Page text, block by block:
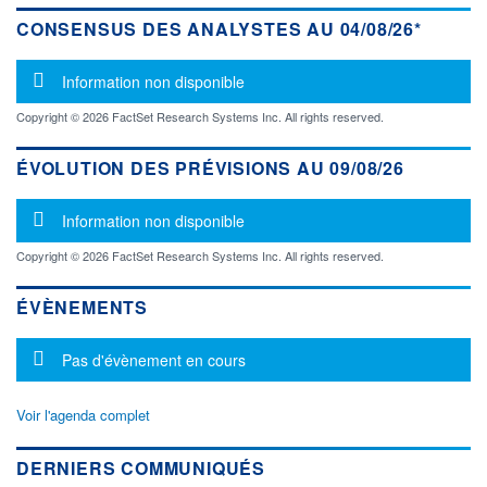
CONSENSUS DES ANALYSTES AU 04/08/26*
Message d'information
Information non disponible
Copyright © 2026 FactSet Research Systems Inc. All rights reserved.
ÉVOLUTION DES PRÉVISIONS AU 09/08/26
Message d'information
Information non disponible
Copyright © 2026 FactSet Research Systems Inc. All rights reserved.
ÉVÈNEMENTS
Message d'information
Pas d'évènement en cours
Voir l'agenda complet
DERNIERS COMMUNIQUÉS